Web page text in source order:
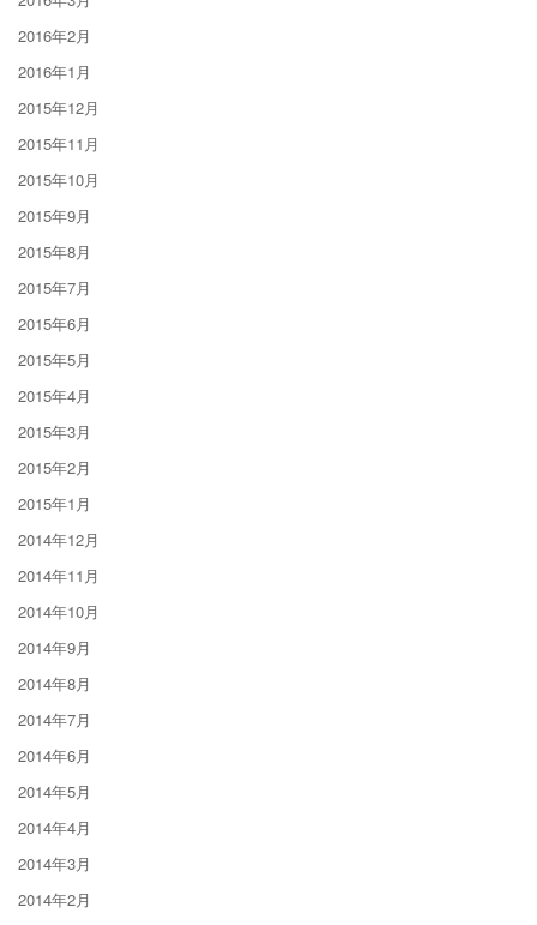
2016年2月
2016年1月
2015年12月
2015年11月
2015年10月
2015年9月
2015年8月
2015年7月
2015年6月
2015年5月
2015年4月
2015年3月
2015年2月
2015年1月
2014年12月
2014年11月
2014年10月
2014年9月
2014年8月
2014年7月
2014年6月
2014年5月
2014年4月
2014年3月
2014年2月